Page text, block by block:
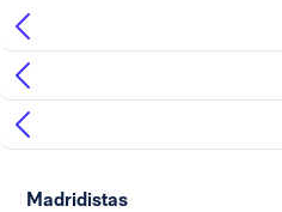
Madridistas